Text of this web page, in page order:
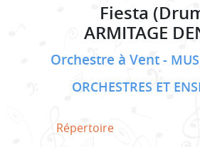
Fiesta
ARMITAGE
Orchestre à Vent
ORCHESTRES ET
Répertoire